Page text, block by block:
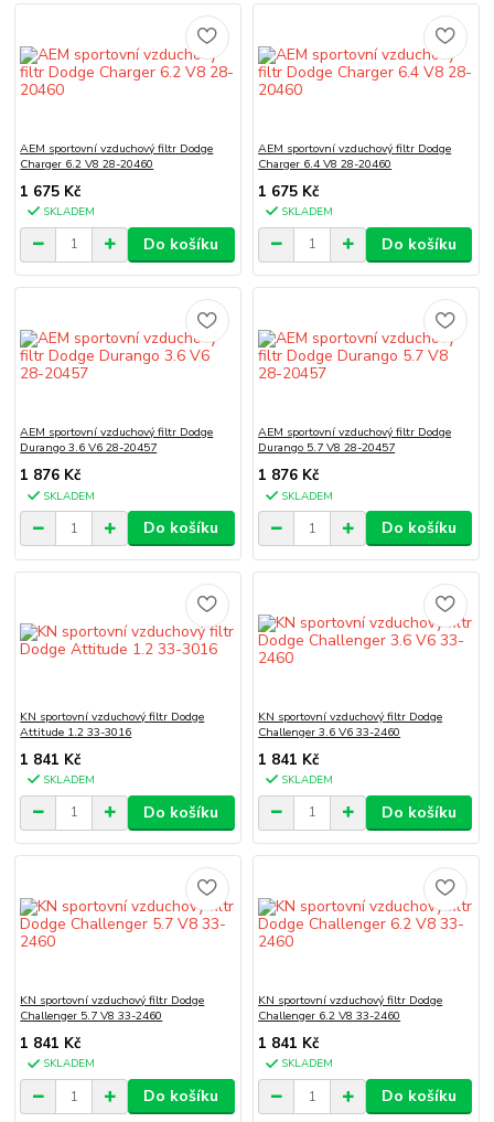
AEM sportovní vzduchový filtr Dodge
Charger 6.2 V8 28-20460
1 675 Kč
SKLADEM
Do košíku
AEM sportovní vzduchový filtr Dodge
Charger 6.4 V8 28-20460
1 675 Kč
SKLADEM
Do košíku
AEM sportovní vzduchový filtr Dodge
Durango 3.6 V6 28-20457
1 876 Kč
SKLADEM
Do košíku
AEM sportovní vzduchový filtr Dodge
Durango 5.7 V8 28-20457
1 876 Kč
SKLADEM
Do košíku
KN sportovní vzduchový filtr Dodge
Attitude 1.2 33-3016
1 841 Kč
SKLADEM
Do košíku
KN sportovní vzduchový filtr Dodge
Challenger 3.6 V6 33-2460
1 841 Kč
SKLADEM
Do košíku
KN sportovní vzduchový filtr Dodge
Challenger 5.7 V8 33-2460
1 841 Kč
SKLADEM
Do košíku
KN sportovní vzduchový filtr Dodge
Challenger 6.2 V8 33-2460
1 841 Kč
SKLADEM
Do košíku